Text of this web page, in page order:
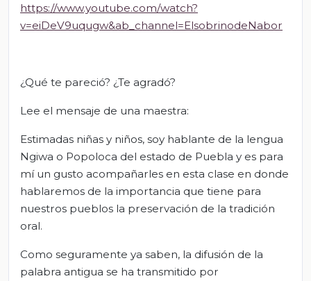
https://www.youtube.com/watch?
v=eiDeV9uqugw&ab_channel=ElsobrinodeNabor
¿Qué te pareció? ¿Te agradó?
Lee el mensaje de una maestra:
Estimadas niñas y niños, soy hablante de la lengua
Ngiwa o Popoloca del estado de Puebla y es para
mí un gusto acompañarles en esta clase en donde
hablaremos de la importancia que tiene para
nuestros pueblos la preservación de la tradición
oral.
Como seguramente ya saben, la difusión de la
palabra antigua se ha transmitido por